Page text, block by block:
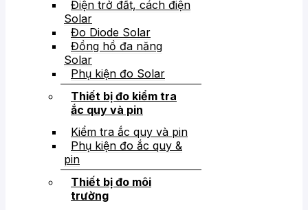
Điện trở đất, cách điện
Solar
Đo Diode Solar
Đồng hồ đa năng
Solar
Phụ kiện đo Solar
Thiết bị đo kiểm tra
ắc quy và pin
Kiểm tra ắc quy và pin
Phụ kiện đo ắc quy &
pin
Thiết bị đo môi
trường